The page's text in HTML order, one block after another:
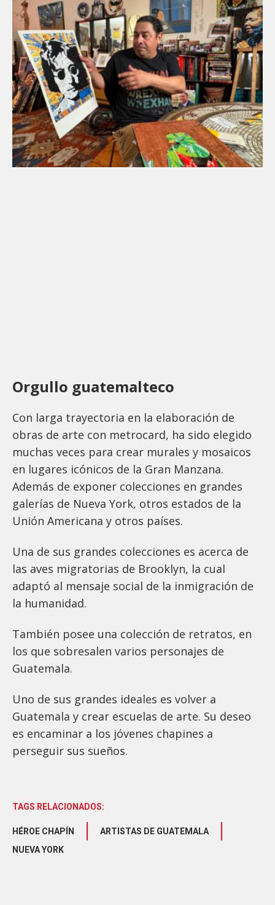
Orgullo guatemalteco
Con larga trayectoria en la elaboración de
obras de arte con metrocard, ha sido elegido
muchas veces para crear murales y mosaicos
en lugares icónicos de la Gran Manzana.
Además de exponer colecciones en grandes
galerías de Nueva York, otros estados de la
Unión Americana y otros países.
Una de sus grandes colecciones es acerca de
las aves migratorias de Brooklyn, la cual
adaptó al mensaje social de la inmigración de
la humanidad.
También posee una colección de retratos, en
los que sobresalen varios personajes de
Guatemala.
Uno de sus grandes ideales es volver a
Guatemala y crear escuelas de arte. Su deseo
es encaminar a los jóvenes chapines a
perseguir sus sueños.
TAGS RELACIONADOS:
HÉROE CHAPÍN
ARTISTAS DE GUATEMALA
NUEVA YORK